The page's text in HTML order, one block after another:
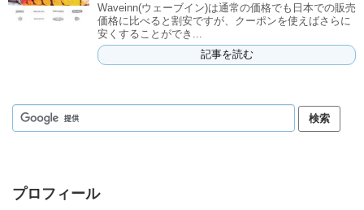
Waveinn(ウェーブイン)は通常の価格でも日本での販売
価格に比べると割安ですが、クーポンを使えばさらに
安くすることができ...
記事を読む
プロフィール